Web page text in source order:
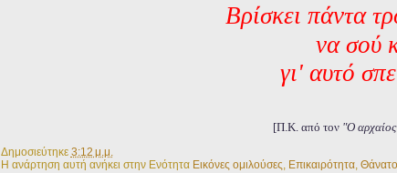
Βρίσκει πάντα
να σού
γι' αυτό
[Π.Κ. από τον"Ο
Δημοσιεύτηκε 3:12 μ.μ.
Η ανάρτηση αυτή ανήκει στην Ενότητα Εικόνες ομιλούσες, Επικαιρότητα,